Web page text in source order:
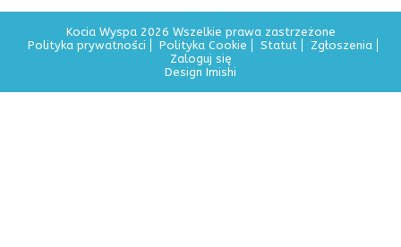
Kocia Wyspa 2026 Wszelkie prawa zastrzeżone
Polityka prywatności
Polityka Cookie Statut
Zgłoszenia
Zaloguj się
Design Imishi